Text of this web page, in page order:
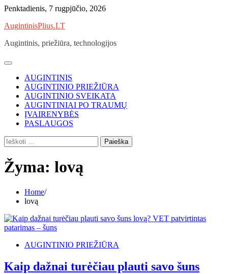
Skip
content
Penktadienis, 7 rugpjūčio, 2026
AugintinisPlius.LT
Augintinis, priežiūra, technologijos
AUGINTINIS
AUGINTINIO PRIEŽIŪRA
AUGINTINIO SVEIKATA
AUGINTINIAI PO TRAUMŲ
ĮVAIRENYBĖS
PASLAUGOS
Ieškoti:
Žyma: lovą
Home
lovą
AUGINTINIO PRIEŽIŪRA
Kaip dažnai turėčiau plauti savo šuns